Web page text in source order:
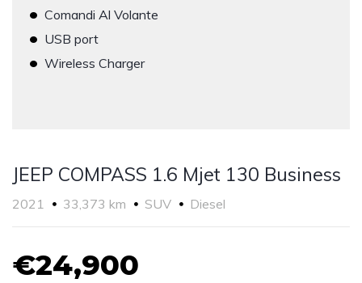
• Comandi Al Volante
• USB port
• Wireless Charger
JEEP COMPASS 1.6 Mjet 130 Business
2021 33,373 km SUV Diesel
€24,900